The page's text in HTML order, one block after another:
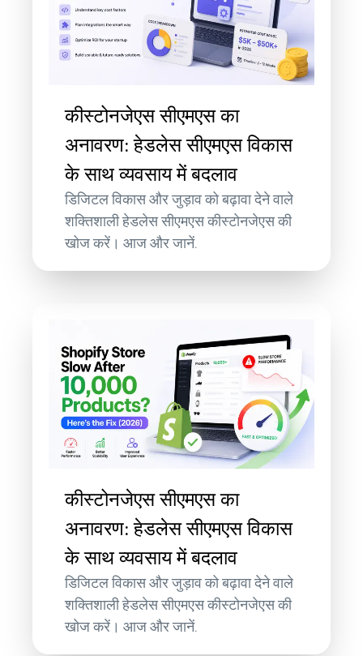
कीस्टोनजेएस सीएमएस का
अनावरण: हेडलेस सीएमएस विकास
के साथ व्यवसाय में बदलाव
डिजिटल विकास और जुड़ाव को बढ़ावा देने वाले
शक्तिशाली हेडलेस सीएमएस कीस्टोनजेएस की
खोज करें। आज और जानें.
कीस्टोनजेएस सीएमएस का
अनावरण: हेडलेस सीएमएस विकास
के साथ व्यवसाय में बदलाव
डिजिटल विकास और जुड़ाव को बढ़ावा देने वाले
शक्तिशाली हेडलेस सीएमएस कीस्टोनजेएस की
खोज करें। आज और जानें.